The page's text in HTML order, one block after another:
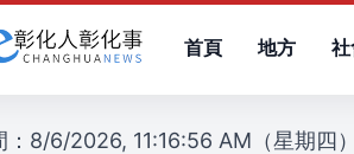
首頁 地方
：8/6/2026, 11:16:56 AM（星期四）